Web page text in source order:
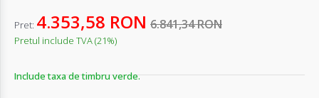
Pret: 4.353,58 RON 6.841,34 RON
Pretul include TVA (21%)
Include taxa de timbru verde.